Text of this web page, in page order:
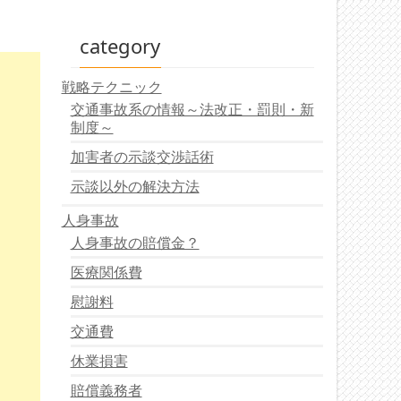
category
戦略テクニック
交通事故系の情報～法改正・罰則・新
制度～
加害者の示談交渉話術
示談以外の解決方法
人身事故
人身事故の賠償金？
医療関係費
慰謝料
交通費
休業損害
賠償義務者